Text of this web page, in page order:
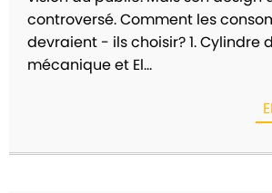
controversé. Comment les
devraient - ils choisir? 1. Cylindre
mécanique et El...